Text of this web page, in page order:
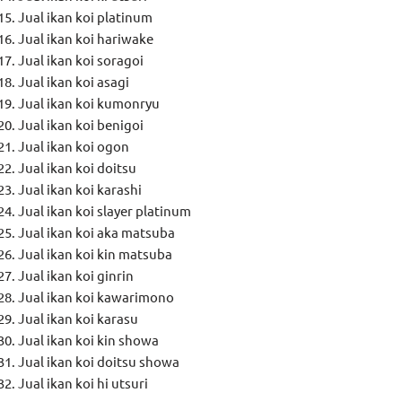
Jual ikan koi platinum
Jual ikan koi hariwake
Jual ikan koi soragoi
Jual ikan koi asagi
Jual ikan koi kumonryu
Jual ikan koi benigoi
Jual ikan koi ogon
Jual ikan koi doitsu
Jual ikan koi karashi
Jual ikan koi slayer platinum
Jual ikan koi aka matsuba
Jual ikan koi kin matsuba
Jual ikan koi ginrin
Jual ikan koi kawarimono
Jual ikan koi karasu
Jual ikan koi kin showa
Jual ikan koi doitsu showa
Jual ikan koi hi utsuri